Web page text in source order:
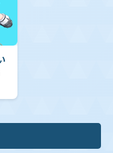
「星街すいせい」
「さくらみこ」